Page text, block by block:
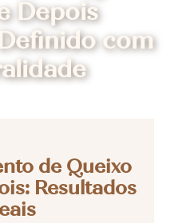
Depois
com
de Queixo
Resultados